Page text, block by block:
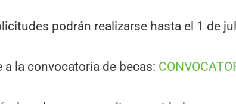
podrán realizarse hasta el 1 de
a la convocatoria de becas: